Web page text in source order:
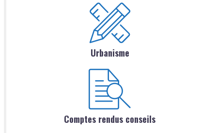
Urbanisme
Comptes rendus conseils